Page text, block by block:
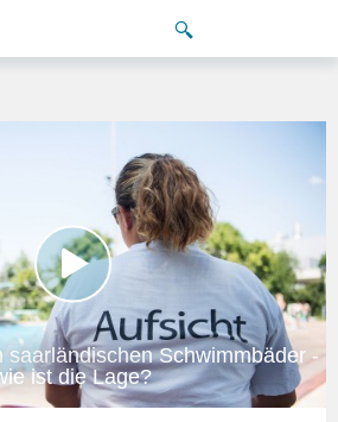
saarländischen Schwimmbäder -
ist die Lage?